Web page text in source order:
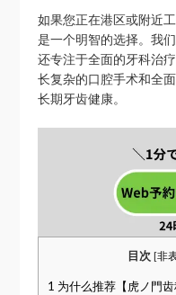
如果您正在港区或附近
是一个明智的选择。我
还专注于全面的牙科治
长复杂的口腔手术和全
长期牙齿健康。
目次 [非
1 为什么推荐【虎ノ門齿